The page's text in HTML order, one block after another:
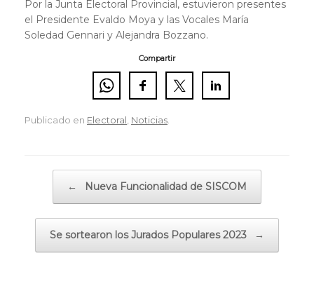
Por la Junta Electoral Provincial, estuvieron presentes
el Presidente Evaldo Moya y las Vocales María
Soledad Gennari y Alejandra Bozzano.
Compartir
Publicado en Electoral Noticias
← Nueva Funcionalidad de SISCOM
Se sortearon los Jurados Populares 2023 →